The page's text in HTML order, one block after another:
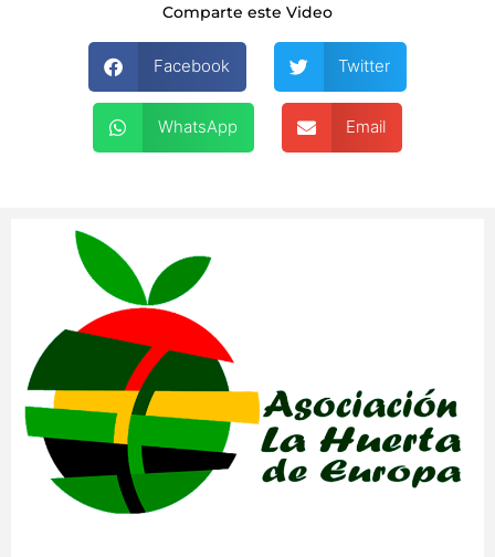
Comparte este Video
Facebook Twitter
WhatsApp Email